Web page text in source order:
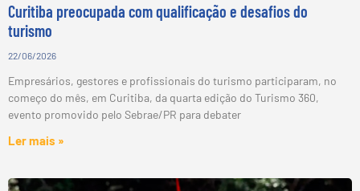
Curitiba preocupada com qualificação e desafios do
turismo
22/06/2026
Empresários, gestores e profissionais do turismo participaram, no
começo do mês, em Curitiba, da quarta edição do Turismo 360,
evento promovido pelo Sebrae/PR para debater
Ler mais »